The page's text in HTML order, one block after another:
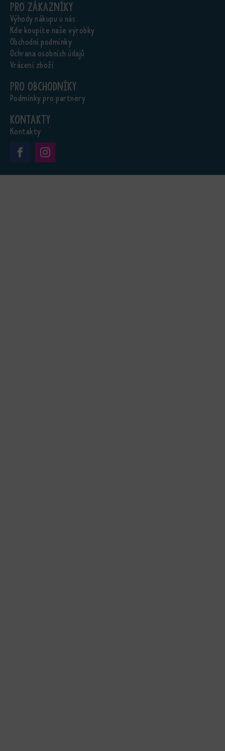
Pro zákazníky
Výhody nákupu u nás
Kde koupíte naše výrobky
Obchodní podmínky
Ochrana osobních údajů
Vrácení zboží
Pro obchodníky
Podmínky pro partnery
Kontakty
Kontakty